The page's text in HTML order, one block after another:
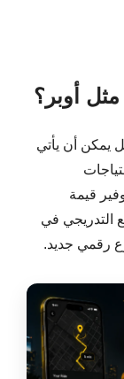
أوبر؟
يمكن أن يأتي
قيمة
التدريجي في
رقمي جديد.